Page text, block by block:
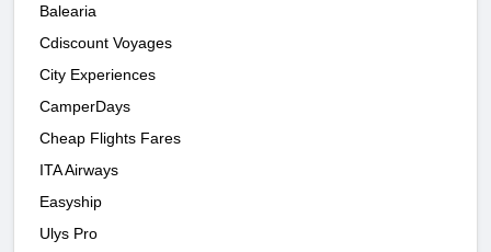
Balearia
Cdiscount Voyages
City Experiences
CamperDays
Cheap Flights Fares
ITA Airways
Easyship
Ulys Pro